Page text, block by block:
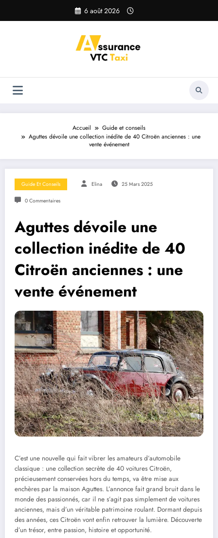
contenu
6 août 2026
Accueil
Guide et conseils
Aguttes dévoile une collection inédite de 40 Citroën anciennes : une
vente événement
Guide Et Conseils Elina 25 Mars 2025
0 Commentaires
Aguttes dévoile une
collection inédite de 40
Citroën anciennes : une
vente événement
C’est une nouvelle qui fait vibrer les amateurs d’automobile
classique : une collection secrète de 40 voitures Citroën,
précieusement conservées hors du temps, va être mise aux
enchères par la maison Aguttes. L’annonce fait grand bruit dans le
monde des passionnés, car il ne s’agit pas simplement de voitures
anciennes, mais d’un véritable patrimoine roulant. Dormant depuis
des années, ces Citroën vont enfin retrouver la lumière. Découverte
d’un trésor, entre passion, histoire et opportunité.